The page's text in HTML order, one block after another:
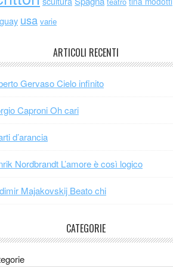
usa varie
ARTICOLI RECENTI
Gervaso Cielo infinito
Caproni Oh cari
d’arancia
Nordbrandt L’amore è così logico
Majakovskij Beato chi
CATEGORIE